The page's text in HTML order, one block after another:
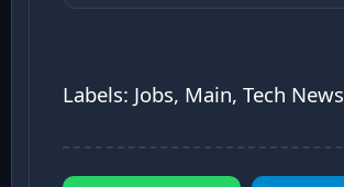
Labels: Jobs, Main, Tech News